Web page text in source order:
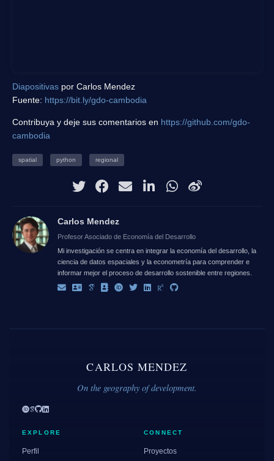
Diapositivas por Carlos Mendez
Fuente: https://bit.ly/gdo-cambodia
Contribuya y deje sus comentarios en https://github.com/gdo-
cambodia
spatial python regional
Carlos Mendez
Profesor Asociado de Economía del Desarrollo
Mi investigación se centra en integrar la economía del desarrollo, la
ciencia de datos espaciales y la econometría para comprender e
informar mejor el proceso de desarrollo sostenible entre regiones.
CARLOS MENDEZ
On the geography of development.
EXPLORE
Perfil
CONNECT
Proyectos